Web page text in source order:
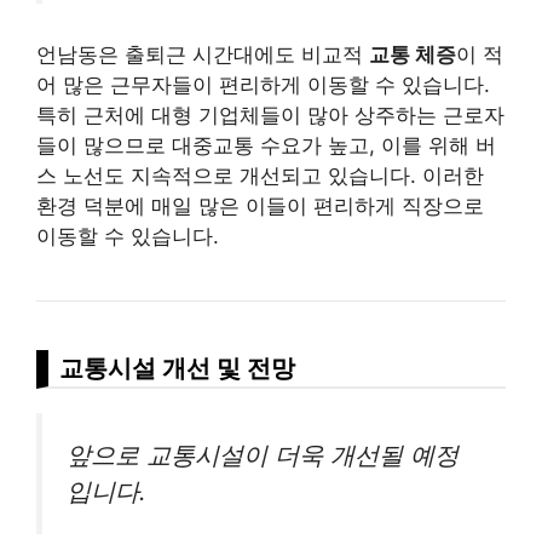
언남동은 출퇴근 시간대에도 비교적 교통 체증이 적
어 많은 근무자들이 편리하게 이동할 수 있습니다.
특히 근처에 대형 기업체들이 많아 상주하는 근로자
들이 많으므로 대중교통 수요가 높고, 이를 위해 버
스 노선도 지속적으로 개선되고 있습니다. 이러한
환경 덕분에 매일 많은 이들이 편리하게 직장으로
이동할 수 있습니다.
교통시설 개선 및 전망
앞으로 교통시설이 더욱 개선될 예정
입니다.